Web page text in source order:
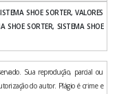
SHOE SORTER, VALORES
SHOE SORTER, SISTEMA SHOE
Sua reprodução, parcial ou
do autor. Plágio é crime e